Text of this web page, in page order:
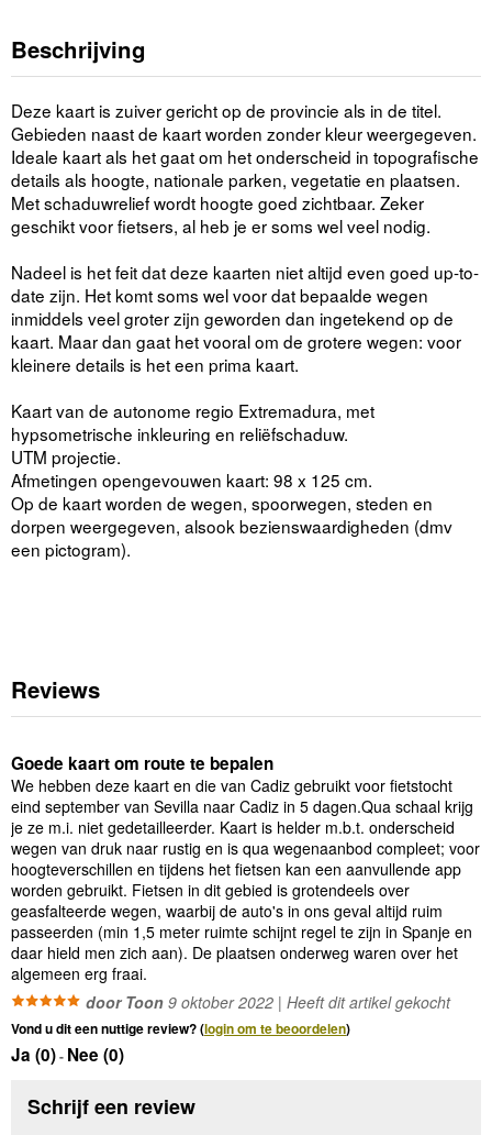
Beschrijving
Deze kaart is zuiver gericht op de provincie als in de titel.
Gebieden naast de kaart worden zonder kleur weergegeven.
Ideale kaart als het gaat om het onderscheid in topografische
details als hoogte, nationale parken, vegetatie en plaatsen.
Met schaduwrelief wordt hoogte goed zichtbaar. Zeker
geschikt voor fietsers, al heb je er soms wel veel nodig.
Nadeel is het feit dat deze kaarten niet altijd even goed up-to-
date zijn. Het komt soms wel voor dat bepaalde wegen
inmiddels veel groter zijn geworden dan ingetekend op de
kaart. Maar dan gaat het vooral om de grotere wegen: voor
kleinere details is het een prima kaart.
Kaart van de autonome regio Extremadura, met
hypsometrische inkleuring en reliëfschaduw.
UTM projectie.
Afmetingen opengevouwen kaart: 98 x 125 cm.
Op de kaart worden de wegen, spoorwegen, steden en
dorpen weergegeven, alsook bezienswaardigheden (dmv
een pictogram).
Reviews
Goede kaart om route te bepalen
We hebben deze kaart en die van Cadiz gebruikt voor fietstocht
eind september van Sevilla naar Cadiz in 5 dagen.Qua schaal krijg
je ze m.i. niet gedetailleerder. Kaart is helder m.b.t. onderscheid
wegen van druk naar rustig en is qua wegenaanbod compleet; voor
hoogteverschillen en tijdens het fietsen kan een aanvullende app
worden gebruikt. Fietsen in dit gebied is grotendeels over
geasfalteerde wegen, waarbij de auto's in ons geval altijd ruim
passeerden (min 1,5 meter ruimte schijnt regel te zijn in Spanje en
daar hield men zich aan). De plaatsen onderweg waren over het
algemeen erg fraai.
door Toon 9 oktober 2022 | Heeft dit artikel gekocht
Vond u dit een nuttige review? (login om te beoordelen)
Ja (0)- Nee (0)
Schrijf een review